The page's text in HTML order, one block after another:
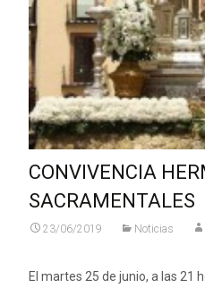
CONVIVENCIA
SACRAMENTALES
23/06/2019 Noticias
El martes 25 de junio, a las 21